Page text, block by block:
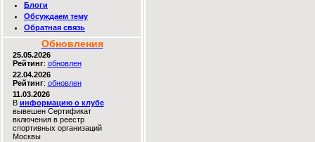
Блоги
Обсуждаем тему
Обратная связь
Обновления
25.05.2026
Рейтинг: обновлен
22.04.2026
Рейтинг: обновлен
11.03.2026
В информацию о клубе
вывешен Сертификат
включения в реестр
спортивных организаций
Москвы